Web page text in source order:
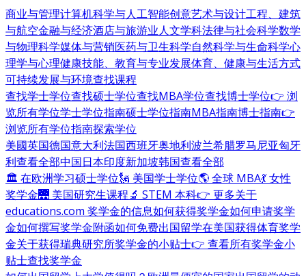
商业与管理计算机科学与人工智能创意艺术与设计工程、建筑
与航空金融与经济酒店与旅游业人文学科法律与社会科学数学
与物理科学媒体与营销医药与卫生科学自然科学与生命科学心
理学与心理健康技能、教育与专业发展体育、健康与生活方式
可持续发展与环境查找课程
查找学士学位查找硕士学位查找MBA学位查找博士学位👉 浏
览所有学位学士学位指南硕士学位指南MBA指南博士指南👉
浏览所有学位指南探索学位
美國英国德国意大利法国西班牙奥地利波兰希腊罗马尼亚匈牙
利查看全部中国日本印度新加坡韩国查看全部
🏛 在欧洲学习硕士学位🗽 美国学士学位🌎 全球 MBA💃 女性
奖学金🌉 美国研究生课程🔬 STEM 本科👉 更多关于
educations.com 奖学金的信息如何获得奖学金如何申请奖学
金如何撰写奖学金附函如何免费出国留学在美国获得体育奖学
金关于获得瑞典研究所奖学金的小贴士👉 查看所有奖学金小
贴士查找奖学金